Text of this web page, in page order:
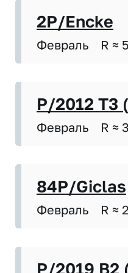
2P/Encke
Февраль R ≈
P/2012 T3
Февраль R ≈
84P/Giclas
Февраль R ≈
P/2019 B2